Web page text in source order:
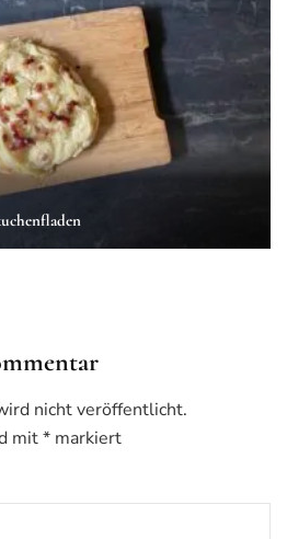
nicht veröffentlicht.
mit* markiert